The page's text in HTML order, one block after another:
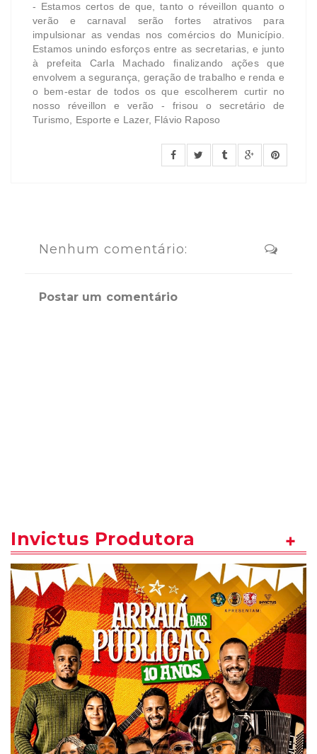
- Estamos certos de que, tanto o réveillon quanto o
verão e carnaval serão fortes atrativos para
impulsionar as vendas nos comércios do Município.
Estamos unindo esforços entre as secretarias, e junto
à prefeita Carla Machado finalizando ações que
envolvem a segurança, geração de trabalho e renda e
o bem-estar de todos os que escolherem curtir no
nosso réveillon e verão - frisou o secretário de
Turismo, Esporte e Lazer, Flávio Raposo
Nenhum comentário:
Postar um comentário
Invictus Produtora